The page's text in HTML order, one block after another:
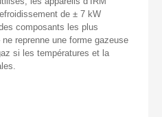
de ± 7 kW
composants les plus
reprenne une forme gazeuse
si les températures et la